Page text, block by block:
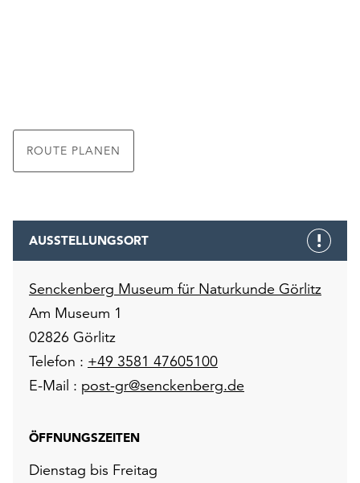
ROUTE PLANEN
AUSSTELLUNGSORT
Senckenberg Museum für Naturkunde Görlitz
Am Museum 1
02826 Görlitz
Telefon : +49 3581 47605100
E-Mail : post-gr@senckenberg.de
ÖFFNUNGSZEITEN
Dienstag bis Freitag